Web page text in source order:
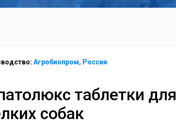
Агробиопром, Россия
таблетки для
собак